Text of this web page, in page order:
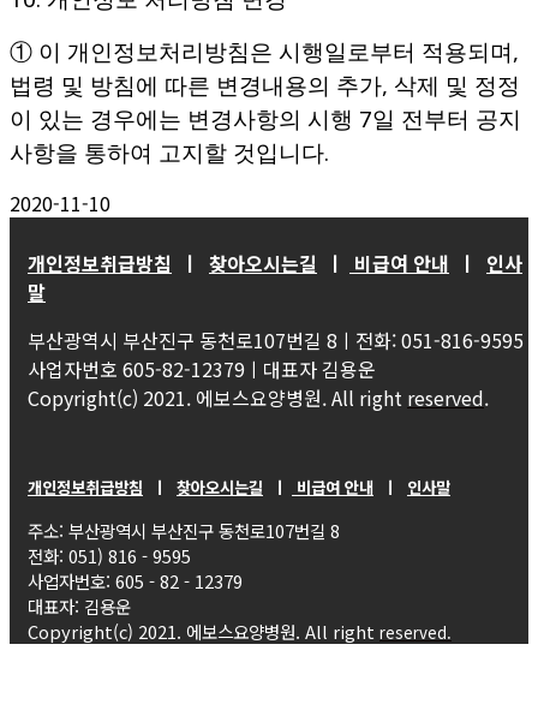
① 이 개인정보처리방침은 시행일로부터 적용되며,
법령 및 방침에 따른 변경내용의 추가, 삭제 및 정정
이 있는 경우에는 변경사항의 시행 7일 전부터 공지
사항을 통하여 고지할 것입니다.
2020-11-10
개인정보취급방침 ㅣ 찾아오시는길 ㅣ 비급여 안내 ㅣ 인사
말
부산광역시 부산진구 동천로107번길 8ㅣ전화: 051-816-9595
사업자번호 605-82-12379ㅣ대표자 김용운
Copyright(c) 2021. 에보스요양병원. All right reserved.
개인정보취급방침 ㅣ 찾아오시는길 ㅣ 비급여 안내 ㅣ 인사말
주소: 부산광역시 부산진구 동천로107번길 8
전화: 051) 816 - 9595
사업자번호: 605 - 82 - 12379
대표자: 김용운
Copyright(c) 2021. 에보스요양병원. All right reserved.